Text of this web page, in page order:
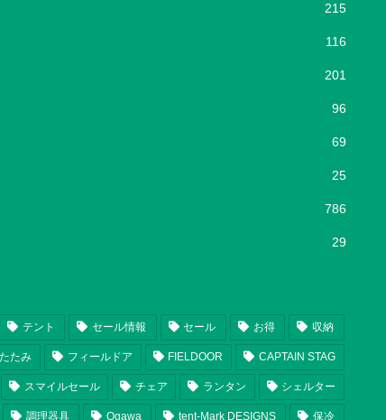
215
116
201
96
69
25
786
29
テント セール情報 セール お得 収納
たみ フィールドア FIELDOOR CAPTAIN STAG
スマイルセール チェア ランタン シェルター
調理器具 Ogawa tent-Mark DESIGNS 保冷